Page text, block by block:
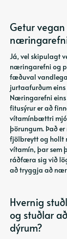
Getur
Já, vel skipulagt
næringarefni og
fæðuval
jurtaafurðum
Næringarefni
fitusýrur er að
vítamínbættri
þörungum. Það
fjölbreytt og hollt
vítamín, þar sem
ráðfæra sig við
að tryggja að
Hvernig
og stuðlar
dýrum?